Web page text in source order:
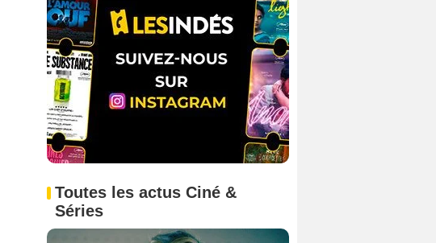
Toutes les actus Ciné &
Séries